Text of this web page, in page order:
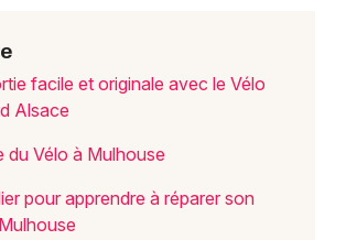
départements
facile et originale avec le Vélo
Alsace
du Vélo à Mulhouse
pour apprendre à réparer son